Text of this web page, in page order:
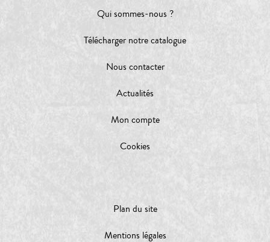
Qui sommes-nous ?
Télécharger notre catalogue
Nous contacter
Actualités
Mon compte
Cookies
Plan du site
Mentions légales